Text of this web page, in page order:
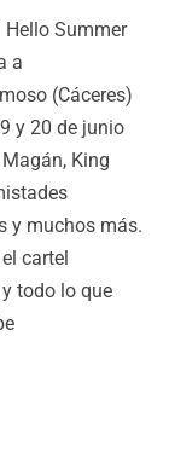
Hello Summer
a
(Cáceres)
y 20 de junio
King
y muchos más.
cartel
todo lo que